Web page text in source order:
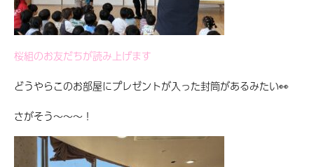
桜組のお友だちが読み上げます
どうやらこのお部屋にプレゼントが入った封筒があるみたい👀
さがそう〜〜〜！